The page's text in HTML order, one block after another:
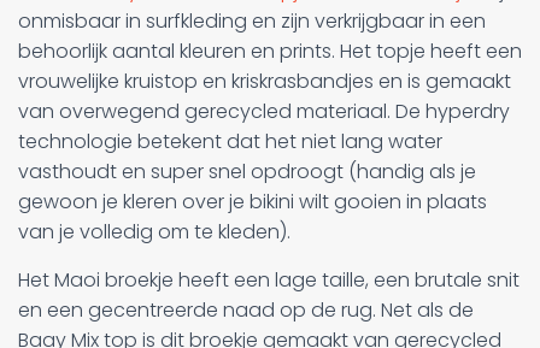
onmisbaar in surfkleding en zijn verkrijgbaar in een
behoorlijk aantal kleuren en prints. Het topje heeft een
vrouwelijke kruistop en kriskrasbandjes en is gemaakt
van overwegend gerecycled materiaal. De hyperdry
technologie betekent dat het niet lang water
vasthoudt en super snel opdroogt (handig als je
gewoon je kleren over je bikini wilt gooien in plaats
van je volledig om te kleden).
Het Maoi broekje heeft een lage taille, een brutale snit
en een gecentreerde naad op de rug. Net als de
Baay Mix top is dit broekje gemaakt van gerecycled